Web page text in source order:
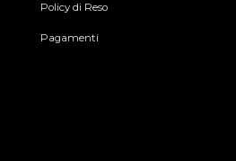
Policy di Reso
Pagamenti